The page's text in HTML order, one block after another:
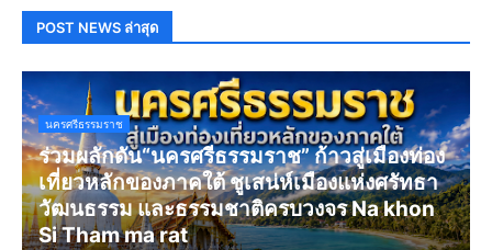
POST NEWS ล่าสุด
นครศรีธรรมราช
ร่วมผลักดัน“นครศรีธรรมราช” ก้าวสู่เมืองท่อง
เที่ยวหลักของภาคใต้ ชูเสน่ห์เมืองแห่งศรัทธา
วัฒนธรรม และธรรมชาติครบวงจร Na khon
Si Tham ma rat